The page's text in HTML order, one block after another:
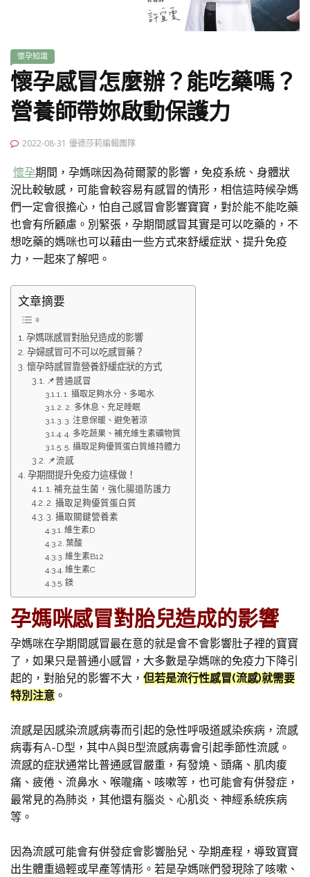
懷孕知識
懷孕感冒怎麼辦？能吃藥嗎？
營養師帶妳啟動保護力
2022-08-31 優德莎莉編輯團隊
懷孕期間，孕媽咪因為荷爾蒙的影響，免疫系統、身體狀
況比較敏感，可能會較容易有感冒的情形，相信這時候孕媽
們一定會很擔心，怕自己感冒會影響寶寶，對於能不能吃藥
也會有所顧慮。別緊張，孕期間感冒其實是可以吃藥的，不
想吃藥的媽咪也可以藉由一些方式來舒緩症狀、提升免疫
力，一起來了解吧。
文章摘要
孕媽咪感冒對胎兒造成的影響
孕婦感冒可不可以吃感冒藥？
懷孕時感冒靠營養舒緩症狀的方式
📌普通感冒
1. 攝取足夠水分、多喝水
2. 多休息、充足睡眠
3. 注意保暖、避免著涼
4. 多吃蔬果、補充維生素礦物質
5. 攝取足夠優質蛋白質維持體力
📌流感
孕期間提升免疫力這樣做！
1. 補充益生菌，強化腸道防護力
2. 攝取足夠優質蛋白質
3. 攝取關鍵營養素
維生素D
葉酸
維生素B12
維生素C
鎂
孕媽咪感冒對胎兒造成的影響
孕媽咪在孕期間感冒最在意的就是會不會影響肚子裡的寶寶
了，如果只是普通小感冒，大多數是孕媽咪的免疫力下降引
起的，對胎兒的影響不大， 但若是流行性感冒(流感)就需要
特別注意 。
流感是因感染流感病毒而引起的急性呼吸道感染疾病，流感
病毒有A-D型，其中A與B型流感病毒會引起季節性流感。
流感的症狀通常比普通感冒嚴重，有發燒、頭痛、肌肉痠
痛、疲倦、流鼻水、喉嚨痛、咳嗽等，也可能會有併發症，
最常見的為肺炎，其他還有腦炎、心肌炎、神經系統疾病
等。
因為流感可能會有併發症會影響胎兒、孕期產程，導致寶寶
出生體重過輕或早產等情形。若是孕媽咪們發現除了咳嗽、